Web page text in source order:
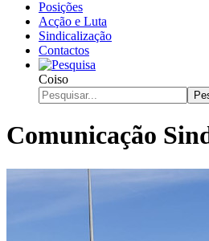
Posições
Acção e Luta
Sindicalização
Contactos
Coiso
Comunicação